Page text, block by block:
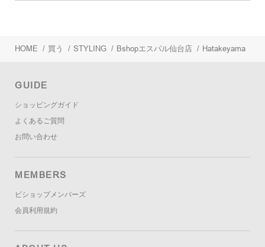
HOME / 買う / STYLING / Bshopエスパル仙台店 / Hatakeyama
GUIDE
ショッピングガイド
よくあるご質問
お問い合わせ
MEMBERS
ビショップメンバーズ
会員利用規約